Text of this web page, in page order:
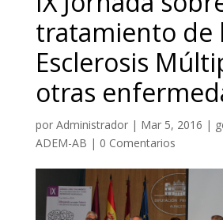
tratamiento de
Esclerosis
otras
por Administrador| Mar 5, 2016 |
ADEM-AB | 0 Comentarios